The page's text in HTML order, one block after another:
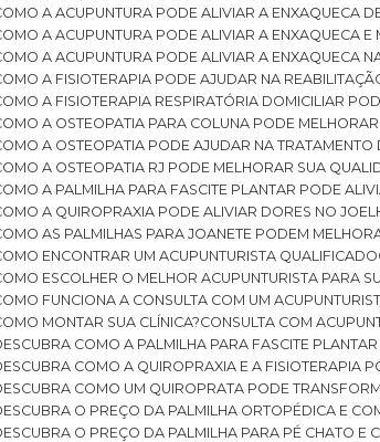
COMO A ACUPUNTURA PODE ALIVIAR A ENXAQUECA
COMO A ACUPUNTURA PODE ALIVIAR A ENXAQUECA
COMO A ACUPUNTURA PODE ALIVIAR A ENXAQUECA
COMO A FISIOTERAPIA PODE AJUDAR NA
COMO A FISIOTERAPIA RESPIRATÓRIA DOMICILIAR
COMO A OSTEOPATIA PARA COLUNA PODE
COMO A OSTEOPATIA PODE AJUDAR NA
COMO A OSTEOPATIA RJ PODE MELHORAR SUA
COMO A PALMILHA PARA FASCITE PLANTAR PODE
COMO A QUIROPRAXIA PODE ALIVIAR DORES NO
COMO AS PALMILHAS PARA JOANETE PODEM
COMO ENCONTRAR UM ACUPUNTURISTA QUALIFICADO
COMO ESCOLHER O MELHOR ACUPUNTURISTA PARA
COMO FUNCIONA A CONSULTA COM UM
COMO MONTAR SUA CLÍNICA?
CONSULTA COM
DESCUBRA COMO A PALMILHA PARA FASCITE
DESCUBRA COMO A QUIROPRAXIA E A FISIOTERAPIA
DESCUBRA COMO UM QUIROPRATA PODE
DESCUBRA O PREÇO DA PALMILHA ORTOPÉDICA E
DESCUBRA O PREÇO DA PALMILHA PARA PÉ CHATO E